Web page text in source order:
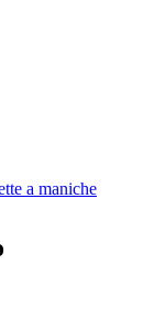
a maniche